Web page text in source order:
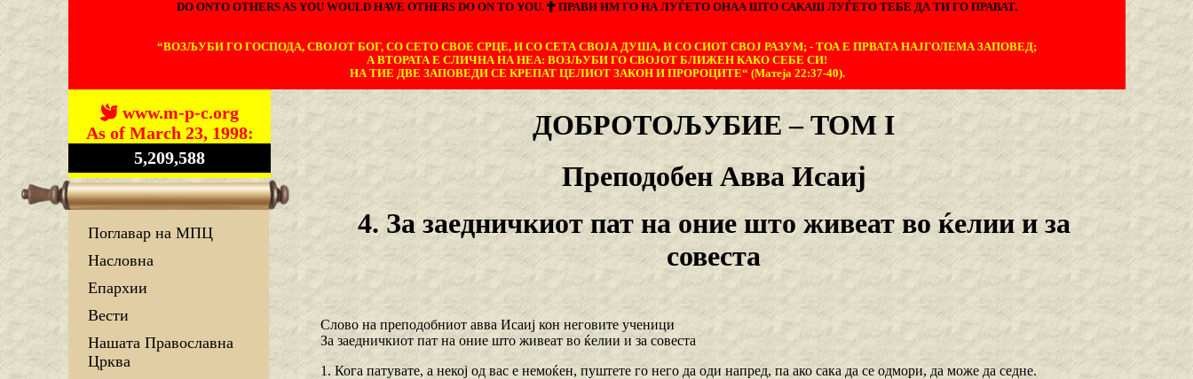
DO ONTO OTHERS AS YOU WOULD HAVE OTHERS DO ON TO YOU. ПРАВИ ИМ ГО НА ЛУЃЕТО ОНАА ШТО САКАШ ЛУЃЕТО ТЕБЕ ДА ТИ ГО ПРАВАТ.
“ВОЗЉУБИ ГО ГОСПОДА, СВОЈОТ БОГ, СО СЕТО СВОЕ СРЦЕ, И СО СЕТА СВОЈА ДУША, И СО СИОТ СВОЈ РАЗУМ; - ТОА Е ПРВАТА НАЈГОЛЕМА ЗАПОВЕД;
А ВТОРАТА Е СЛИЧНА НА НЕА: ВОЗЉУБИ ГО СВОЈОТ БЛИЖЕН КАКО СЕБЕ СИ!
НА ТИЕ ДВЕ ЗАПОВЕДИ СЕ КРЕПАТ ЦЕЛИОТ ЗАКОН И ПРОРОЦИТЕ“ (Матеја 22:37-40).
www.m-p-c.org
As of March 23, 1998:
5,209,588
Поглавар на МПЦ
Насловна
Епархии
Вести
Нашата Православна
Црква
ДОБРОТОЉУБИЕ – TOM I
Преподобен Авва Исаиј
4. За заедничкиот пат на оние што живеат во ќелии и за
совеста
Слово на преподобниот авва Исаиј кон неговите ученици
За заедничкиот пат на оние што живеат во ќелии и за совеста
1. Кога патувате, а некој од вас е немоќен, пуштете го него да оди напред, па ако сака да се одмори, да може да седне.